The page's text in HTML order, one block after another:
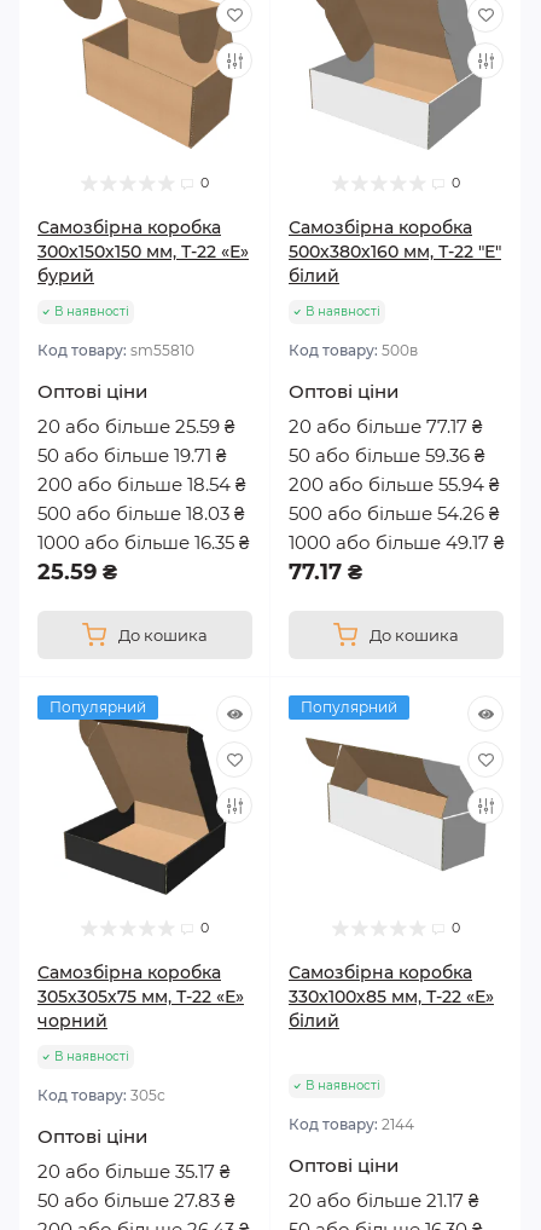
0
Самозбірна коробка
300х150х150 мм, Т-22 «Е»
бурий
В наявності
Код товару: sm55810
Оптові ціни
20 або більше 25.59 ₴
50 або більше 19.71 ₴
200 або більше 18.54 ₴
500 або більше 18.03 ₴
1000 або більше 16.35 ₴
25.59 ₴
До кошика
0
Самозбірна коробка
500х380х160 мм, Т-22 "Е"
білий
В наявності
Код товару: 500в
Оптові ціни
20 або більше 77.17 ₴
50 або більше 59.36 ₴
200 або більше 55.94 ₴
500 або більше 54.26 ₴
1000 або більше 49.17 ₴
77.17 ₴
До кошика
Популярний
0
Самозбірна коробка
305х305х75 мм, Т-22 «Е»
чорний
В наявності
Код товару: 305с
Оптові ціни
20 або більше 35.17 ₴
50 або більше 27.83 ₴
Популярний
0
Самозбірна коробка
330х100х85 мм, Т-22 «Е»
білий
В наявності
Код товару: 2144
Оптові ціни
20 або більше 21.17 ₴